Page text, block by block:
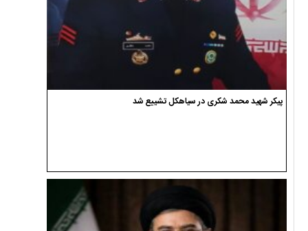
پیکر شهید محمد شکری در سیاهکل تشییع شد